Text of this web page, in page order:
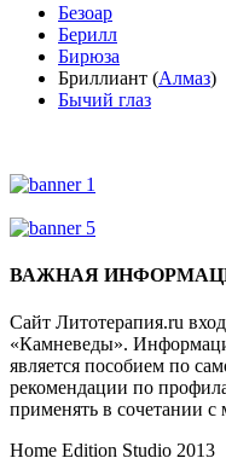
Безоар
Берилл
Бирюза
Бриллиант (Алмаз)
Бычий глаз
ВАЖНАЯ
Сайт Литотерапия.ru
«Камневеды».
является пособием по
рекомендации по
применять в сочетании
Home Edition Studio 2013